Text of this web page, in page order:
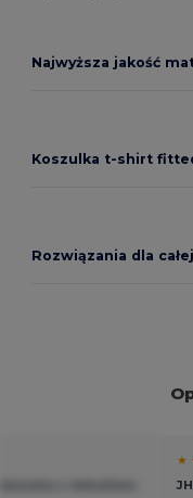
Najwyższa jakość
Koszulka t-shirt
Rozwiązania dla
★